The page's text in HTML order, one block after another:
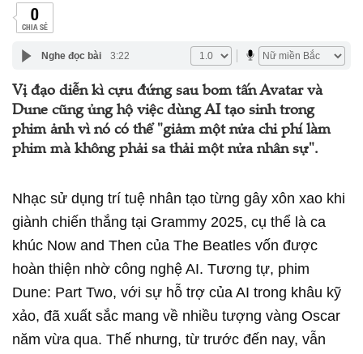
0
CHIA SẺ
Nghe đọc bài 3:22
Vị đạo diễn kì cựu đứng sau bom tấn Avatar và
Dune cũng ủng hộ việc dùng AI tạo sinh trong
phim ảnh vì nó có thể "giảm một nửa chi phí làm
phim mà không phải sa thải một nửa nhân sự".
Nhạc sử dụng trí tuệ nhân tạo từng gây xôn xao khi
giành chiến thắng tại Grammy 2025, cụ thể là ca
khúc Now and Then của The Beatles vốn được
hoàn thiện nhờ công nghệ AI. Tương tự, phim
Dune: Part Two, với sự hỗ trợ của AI trong khâu kỹ
xảo, đã xuất sắc mang về nhiều tượng vàng Oscar
năm vừa qua. Thế nhưng, từ trước đến nay, vẫn